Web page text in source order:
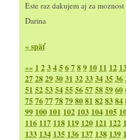
Este raz dakujem aj za
Darina
« späť
«« 1 2 3 4 5 6 7 8 9 10 11 12
27 28 29 30 31 32 33 34 35 36
51 52 53 54 55 56 57 58 59 60
75 76 77 78 79 80 81 82 83 84
99 100 101 102 103 104 105
116 117 118 119 120 121 122
133 134 135 136 137 138 139